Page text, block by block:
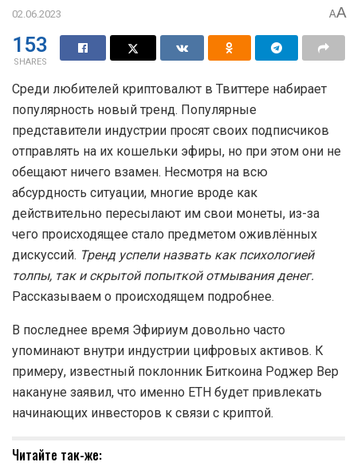
02.06.2023 AA
153
SHARES
Среди любителей криптовалют в Твиттере набирает
популярность новый тренд. Популярные
представители индустрии просят своих подписчиков
отправлять на их кошельки эфиры, но при этом они не
обещают ничего взамен. Несмотря на всю
абсурдность ситуации, многие вроде как
действительно пересылают им свои монеты, из-за
чего происходящее стало предметом оживлённых
дискуссий. Тренд успели назвать как психологией
толпы, так и скрытой попыткой отмывания денег.
Рассказываем о происходящем подробнее.
В последнее время Эфириум довольно часто
упоминают внутри индустрии цифровых активов. К
примеру, известный поклонник Биткоина Роджер Вер
накануне заявил, что именно ETH будет привлекать
начинающих инвесторов к связи с криптой.
Читайте так-же: